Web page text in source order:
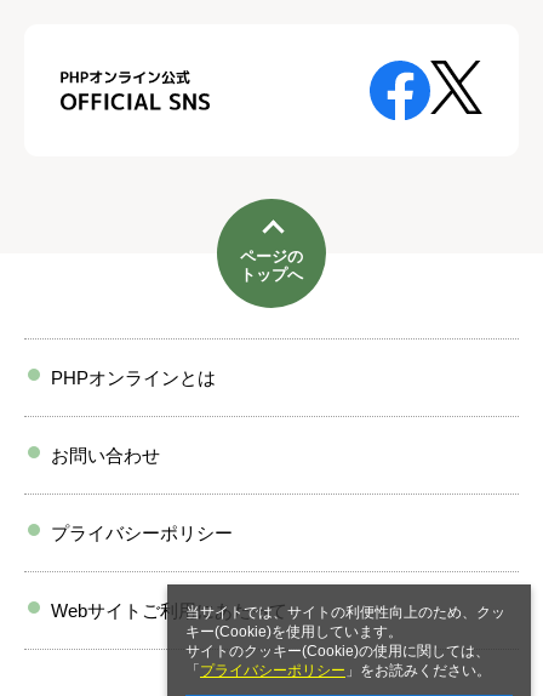
当サイトでは、サイトの利便性向上のため、クッ
キー(Cookie)を使用しています。
サイトのクッキー(Cookie)の使用に関しては、
「 プライバシーポリシー 」をお読みください。
ページの
トップへ
PHPオンラインとは
お問い合わせ
プライバシーポリシー
Webサイトご利用にあたって